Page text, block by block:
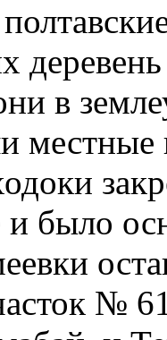
в
местные
и было
№